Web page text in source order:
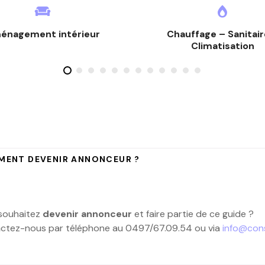
intérieur
Chauffage –
Climatisation
DEVENIR ANNONCEUR ?
devenir annonceur et faire partie de ce guide ?
nous par téléphone au 0497/67.09.54 ou via